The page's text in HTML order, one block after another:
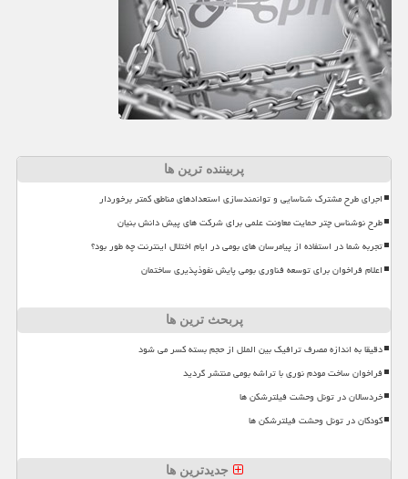
پربیننده ترین ها
اجرای طرح مشترک شناسایی و توانمندسازی استعدادهای مناطق کمتر برخوردار
طرح نوشناس چتر حمایت معاونت علمی برای شرکت های پیش دانش بنیان
تجربه شما در استفاده از پیامرسان های بومی در ایام اختلال اینترنت چه طور بود؟
اعلام فراخوان برای توسعه فناوری بومی پایش نفوذپذیری ساختمان
پربحث ترین ها
دقیقا به اندازه مصرف ترافیک بین الملل از حجم بسته کسر می شود
فراخوان ساخت مودم نوری با تراشه بومی منتشر گردید
خردسالان در تونل وحشت فیلترشکن ها
کودکان در تونل وحشت فیلترشکن ها
جدیدترین ها